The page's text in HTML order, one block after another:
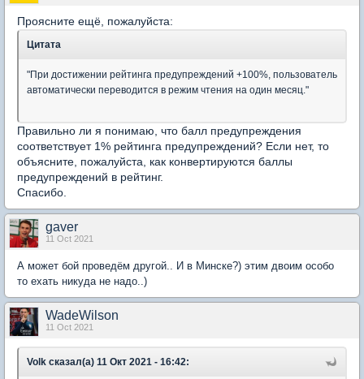
Проясните ещё, пожалуйста:
Цитата
"При достижении рейтинга предупреждений +100%, пользователь
автоматически переводится в режим чтения на один месяц."
Правильно ли я понимаю, что балл предупреждения
соответствует 1% рейтинга предупреждений? Если нет, то
объясните, пожалуйста, как конвертируются баллы
предупреждений в рейтинг.
Спасибо.
gaver
11 Oct 2021
А может бой проведём другой.. И в Минске?) этим двоим особо
то ехать никуда не надо..)
WadeWilson
11 Oct 2021
Volk сказал(а) 11 Окт 2021 - 16:42: